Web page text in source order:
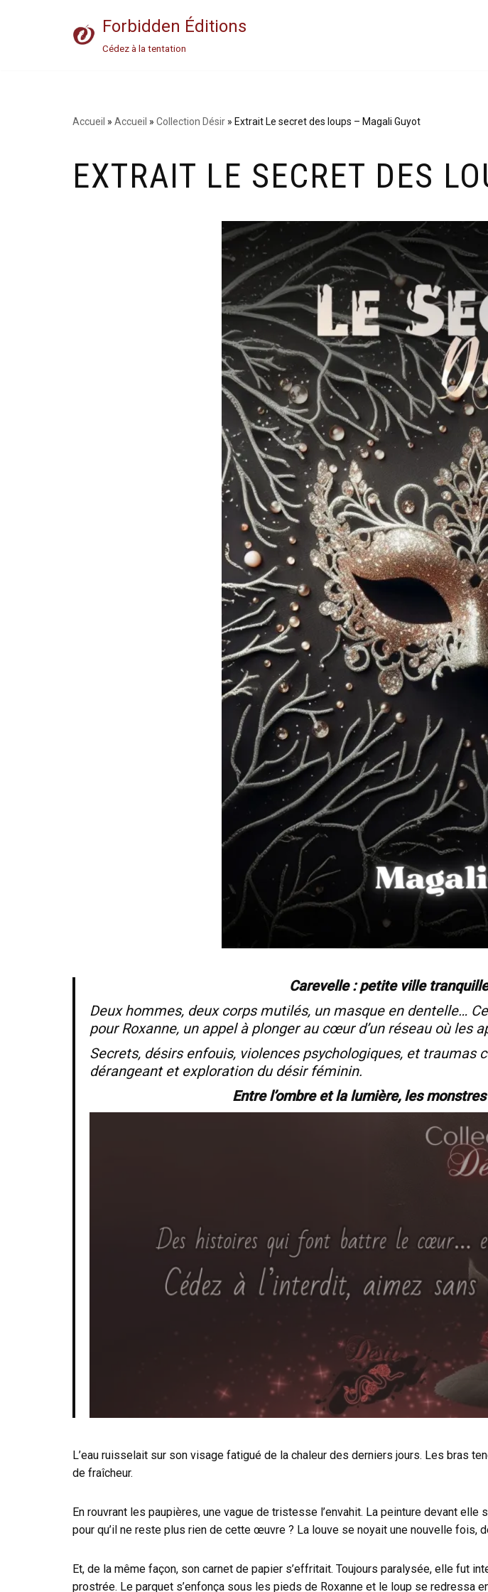
Forbidden Éditions
Cédez à la tentation
Accueil » Accueil » Collection Désir » Extrait Le secret des loups – Magali Guyot
EXTRAIT LE SECRET DES
Carevelle : petite ville
Deux hommes, deux corps mutilés, un masque en dentelle…
pour Roxanne, un appel à plonger au cœur d’un réseau où les
Secrets, désirs enfouis, violences psychologiques, et
dérangeant et exploration du désir féminin.
Entre l’ombre et la lumière, les
L’eau ruisselait sur son visage fatigué de la chaleur des derniers jours. Les bras
de fraîcheur.
En rouvrant les paupières, une vague de tristesse l’envahit. La peinture devant
pour qu’il ne reste plus rien de cette œuvre ? La louve se noyait une nouvelle fois,
Et, de la même façon, son carnet de papier s’effritait. Toujours paralysée, elle fut
prostrée. Le parquet s’enfonça sous les pieds de Roxanne et le loup se redressa